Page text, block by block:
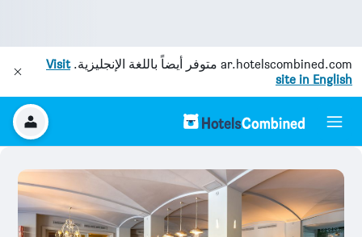
ar.hotelscombined.com متوفر أيضاً باللغة الإنجليزية.Visit
site in English